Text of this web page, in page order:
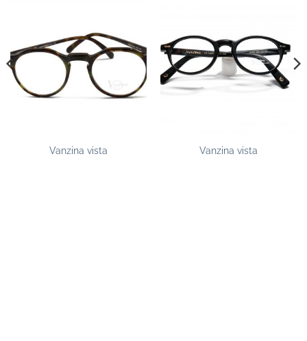
Vanzina vista Vanzina vista